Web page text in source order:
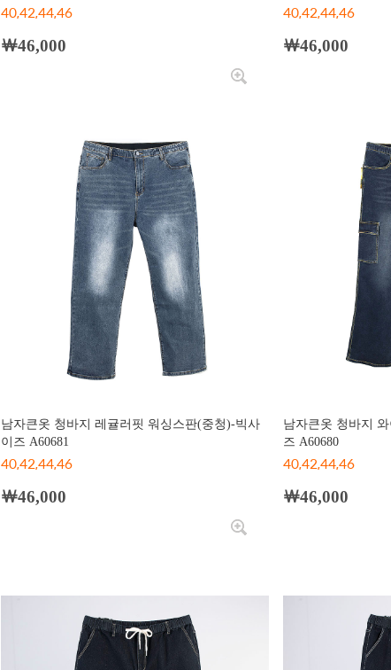
40,42,44,46
￦46,000
40,42,44,46
￦46,000
남자큰옷 청바지 레귤러핏 워싱스판(중청)-빅사
이즈 A60681
40,42,44,46
￦46,000
남자큰옷 청바지
즈 A60680
40,42,44,46
￦46,000